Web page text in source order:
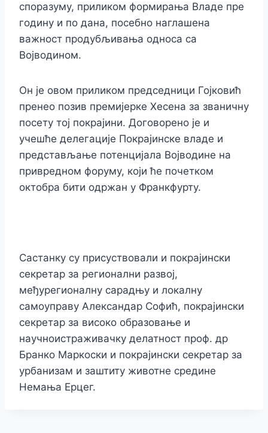
споразуму, приликом формирања Владе пре
годину и по дана, посебно наглашена
важност продубљивања односа са
Војводином.
Он је овом приликом председници Гојковић
пренео позив премијерке Хесена за званичну
посету тој покрајини. Договорено је и
учешће делегације Покрајинске владе и
представљање потенцијала Војводине на
привредном форуму, који ће почетком
октобра бити одржан у Франкфурту.
Састанку су присуствовали и покрајински
секретар за регионални развој,
међурегионалну сарадњу и локалну
самоуправу Александар Софић, покрајински
секретар за високо образовање и
научноистраживачку делатност проф. др
Бранко Маркоски и покрајински секретар за
урбанизам и заштиту животне средине
Немања Ерцег.